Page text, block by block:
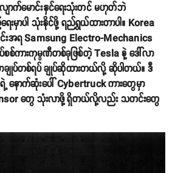
ာက်မောင်းနှင်ရေးသုံးတင် မဟုတ်ဘဲ
းမှာပါ သုံးနိုင်ဖို့ ရည်ရွယ်ထားတာပါ။ Korea
အရ Samsung Electro-Mechanics
ကားကုမ္ပဏီတစ်ခုဖြစ်တဲ့ Tesla နဲ့ ဒေါ်လာ
ချုပ်တစ်ရပ် ချုပ်ဆိုထားတယ်လို့ ဆိုပါတယ်။ ဒီ
ရဲ့ နောက်ဆုံးပေါ် Cybertruck ကားတွေမှာ
တွေ သုံးလာဖို့ ရှိတယ်လို့လည်း သတင်းတွေ